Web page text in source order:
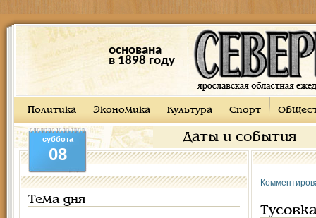
основана
в 1898 году
Политика Экономика Культура Спорт
Даты и события
суббота
08
Тема дня